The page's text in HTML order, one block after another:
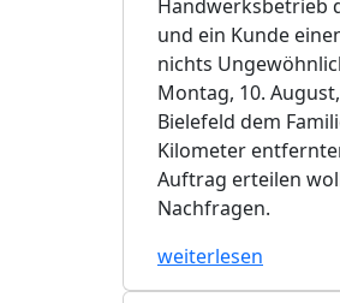
Handwerksbetrieb
und ein Kunde
nichts
Montag, 10.
Bielefeld dem
Kilometer
Auftrag erteilen
Nachfragen.
weiterlesen